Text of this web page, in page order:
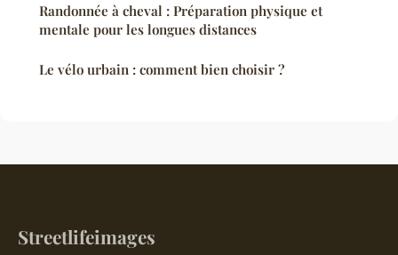
Randonnée à cheval : Préparation physique et
mentale pour les longues distances
Le vélo urbain : comment bien choisir ?
Streetlifeimages